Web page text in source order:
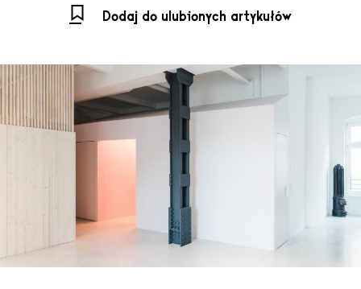
Dodaj do ulubionych artykułów